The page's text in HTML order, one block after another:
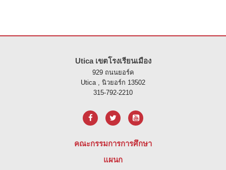
Utica เขตโรงเรียนเมือง
929 ถนนยอร์ค
Utica , นิวยอร์ก 13502
315-792-2210
คณะกรรมการการศึกษา
แผนก